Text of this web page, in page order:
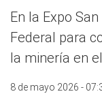
En la Expo
Federal para
la minería en
8 de mayo 2026 -